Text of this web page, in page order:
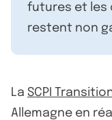
futures et les
restent non
La SCPI
Allemagne en